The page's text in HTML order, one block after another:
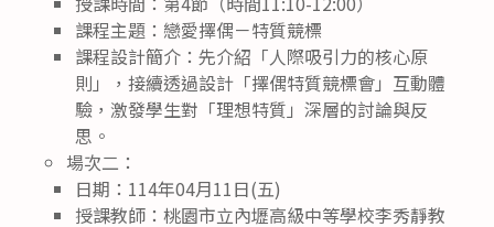
課程主題：戀愛擇偶－特質競標
課程設計簡介：先介紹「人際吸引力的核心原
則」，接續透過設計「擇偶特質競標會」互動體
驗，激發學生對「理想特質」深層的討論與反
思。
場次二：
日期：114年04月11日(五)
授課教師：桃園市立內壢高級中等學校李秀靜教